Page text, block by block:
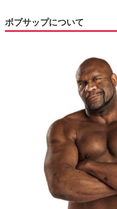
ボブサップについて